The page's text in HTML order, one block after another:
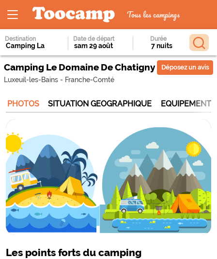
Tous les campings
Destination Date de départ Durée
Camping Le Domaine De Chatigny
Luxeuil-les-Bains - Franche-Comté
Déposez un avis
PHOTOS SITUATION GEOGRAPHIQUE
Les points forts du camping